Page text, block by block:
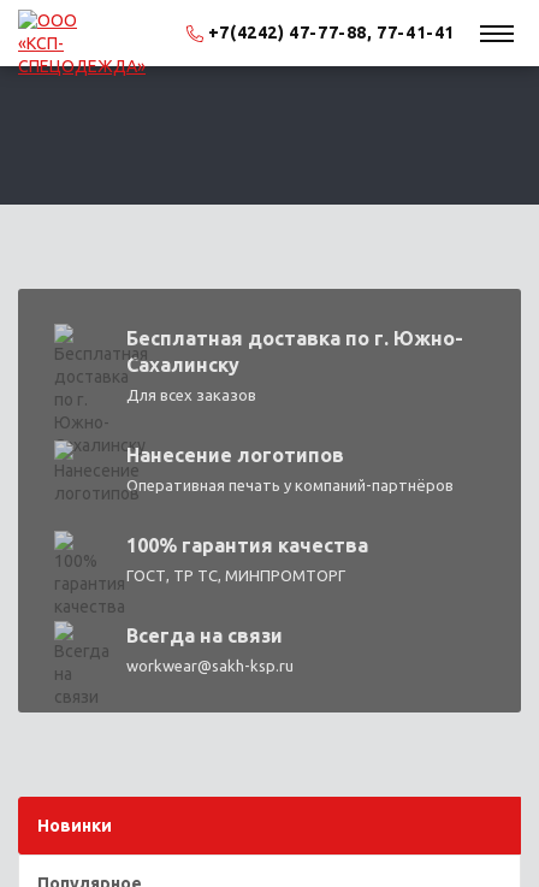
+7(4242) 47-77-88, 77-41-41
Бесплатная доставка по г. Южно-
Сахалинску
Для всех заказов
Нанесение логотипов
Оперативная печать у компаний-партнёров
100% гарантия качества
ГОСТ, ТР ТС, МИНПРОМТОРГ
Всегда на связи
workwear@sakh-ksp.ru
Новинки
Популярное